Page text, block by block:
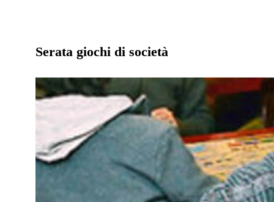
Serata giochi di società